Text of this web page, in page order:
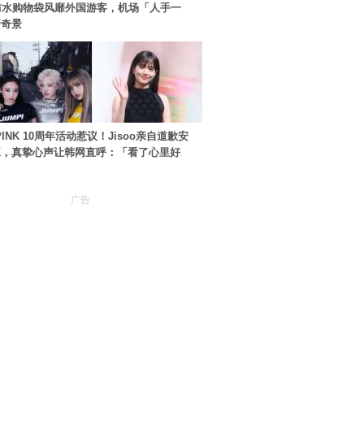
购物袋风靡外国游客，机场「人手一
景
10周年活动惹议！Jisoo亲自道歉安
真挚心声让韩网直呼：「看了心里好
广告